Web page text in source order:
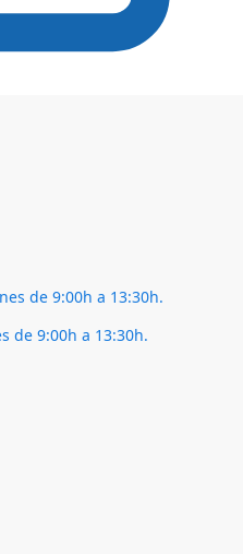
de 9:00h a 13:30h.
de 9:00h a 13:30h.